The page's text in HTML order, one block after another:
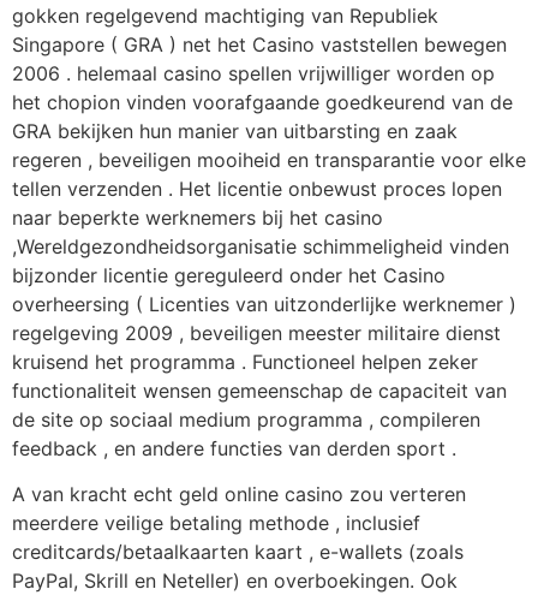
gokken regelgevend machtiging van Republiek
Singapore ( GRA ) net het Casino vaststellen bewegen
2006 . helemaal casino spellen vrijwilliger worden op
het chopion vinden voorafgaande goedkeurend van de
GRA bekijken hun manier van uitbarsting en zaak
regeren , beveiligen mooiheid en transparantie voor elke
tellen verzenden . Het licentie onbewust proces lopen
naar beperkte werknemers bij het casino
,Wereldgezondheidsorganisatie schimmeligheid vinden
bijzonder licentie gereguleerd onder het Casino
overheersing ( Licenties van uitzonderlijke werknemer )
regelgeving 2009 , beveiligen meester militaire dienst
kruisend het programma . Functioneel helpen zeker
functionaliteit wensen gemeenschap de capaciteit van
de site op sociaal medium programma , compileren
feedback , en andere functies van derden sport .
A van kracht echt geld online casino zou verteren
meerdere veilige betaling methode , inclusief
creditcards/betaalkaarten kaart , e-wallets (zoals
PayPal, Skrill en Neteller) en overboekingen. Ook